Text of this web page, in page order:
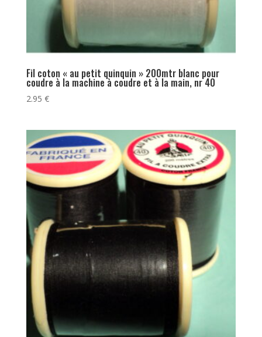
Fil coton « au petit quinquin » 200mtr blanc pour
coudre à la machine à coudre et à la main, nr 40
2.95 €